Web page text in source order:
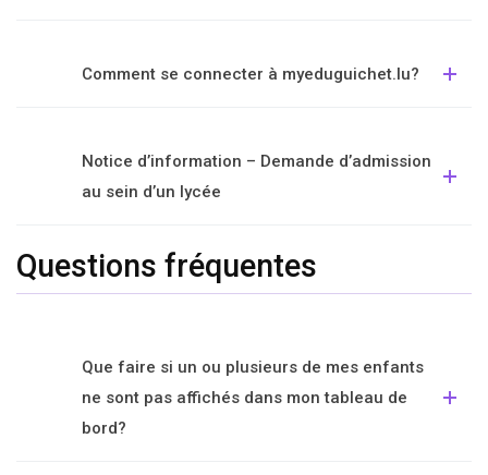
Comment se connecter à myeduguichet.lu?
Notice d’information – Demande d’admission
au sein d’un lycée
Questions fréquentes
Que faire si un ou plusieurs de mes enfants
ne sont pas affichés dans mon tableau de
bord?